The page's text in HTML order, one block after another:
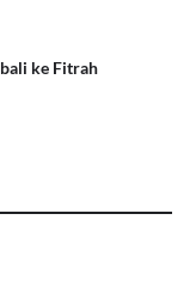
ke Fitrah